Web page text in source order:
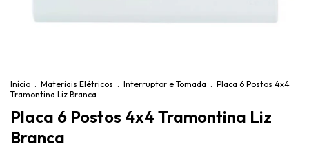
Início . Materiais Elétricos . Interruptor e Tomada . Placa 6 Postos 4x4
Tramontina Liz Branca
Placa 6 Postos 4x4 Tramontina Liz
Branca